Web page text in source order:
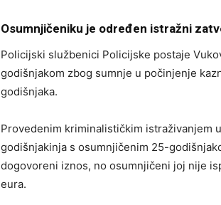
Osumnjičeniku je određen istražni
Policijski službenici Policijske postaje
godišnjakom zbog sumnje u počinjenje
godišnjaka.
Provedenim kriminalističkim istraživanjem
godišnjakinja s osumnjičenim 25-
dogovoreni iznos, no osumnjičeni joj nije
eura.